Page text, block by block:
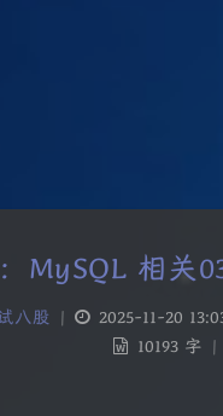
MySQL 相关
八股 | 2025-11-20
10193 字 |